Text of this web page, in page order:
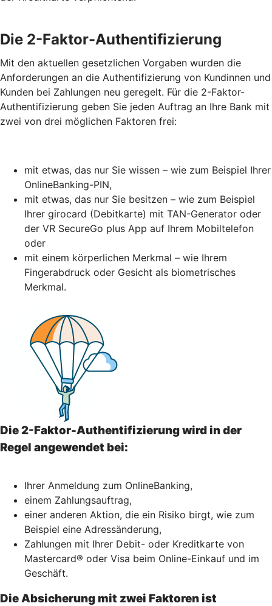
Die 2-Faktor-Authentifizierung
Mit den aktuellen gesetzlichen Vorgaben wurden die
Anforderungen an die Authentifizierung von Kundinnen und
Kunden bei Zahlungen neu geregelt. Für die 2-Faktor-
Authentifizierung geben Sie jeden Auftrag an Ihre Bank mit
zwei von drei möglichen Faktoren frei:
mit etwas, das nur Sie wissen – wie zum Beispiel Ihrer
OnlineBanking-PIN,
mit etwas, das nur Sie besitzen – wie zum Beispiel
Ihrer girocard (Debitkarte) mit TAN-Generator oder
der VR SecureGo plus App auf Ihrem Mobiltelefon
oder
mit einem körperlichen Merkmal – wie Ihrem
Fingerabdruck oder Gesicht als biometrisches
Merkmal.
Die 2-Faktor-Authentifizierung wird in der
Regel angewendet bei:
Ihrer Anmeldung zum OnlineBanking,
einem Zahlungsauftrag,
einer anderen Aktion, die ein Risiko birgt, wie zum
Beispiel eine Adressänderung,
Zahlungen mit Ihrer Debit- oder Kreditkarte von
Mastercard® oder Visa beim Online-Einkauf und im
Geschäft.
Die Absicherung mit zwei Faktoren ist